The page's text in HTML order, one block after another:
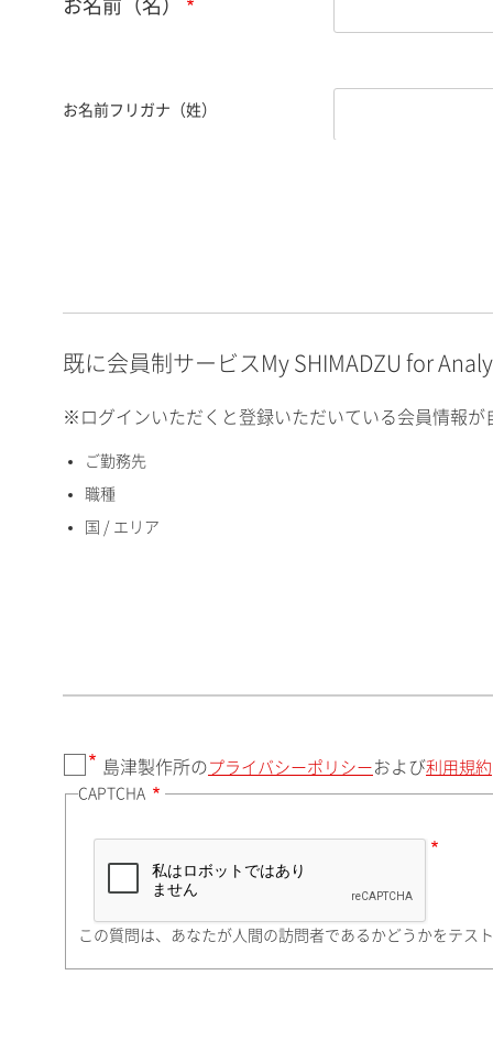
お名前（名）
お名前フリガナ（姓）
英数）
国 / エリア
都道府県（勤務先）
町名・番地（勤務先）
既に会員制サービスMy SHIMADZU for
※ログインいただくと登録いただいている会員情報
ご勤務先
職種
国 / エリア
島津製作所の プライバシーポリシー および利用規約
CAPTCHA
この質問は、あなたが人間の訪問者であるかどうかをテス